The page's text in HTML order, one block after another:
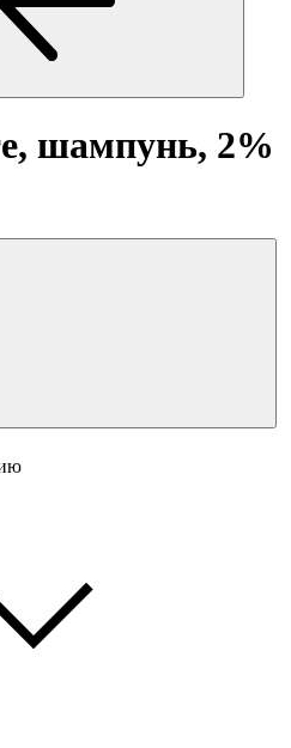
шампунь, 2%